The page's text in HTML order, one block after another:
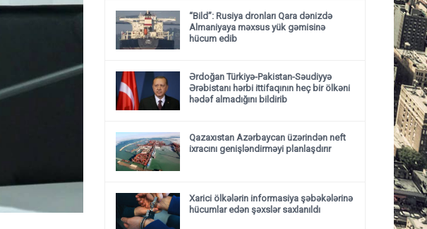
“Bild”: Rusiya dronları Qara dənizdə
Almaniyaya məxsus yük gəmisinə
hücum edib
Ərdoğan Türkiyə-Pakistan-Səudiyyə
Ərəbistanı hərbi ittifaqının heç bir ölkəni
hədəf almadığını bildirib
Qazaxıstan Azərbaycan üzərindən neft
ixracını genişləndirməyi planlaşdırır
Xarici ölkələrin informasiya şəbəkələrinə
hücumlar edən şəxslər saxlanıldı